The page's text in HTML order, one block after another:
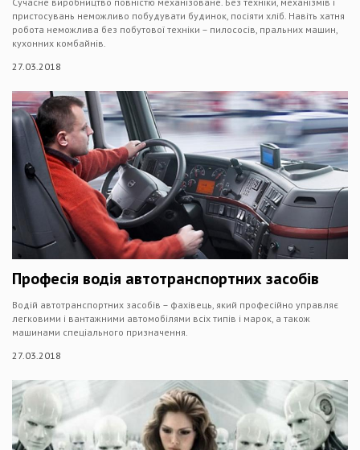
пристосувань неможливо побудувати будинок, посіяти хліб. Навіть хатня
робота неможлива без побутової техніки – пилососів, пральних машин,
кухонних комбайнів.
27.03.2018
Професія водія автотранспортних засобів
Водій автотранспортних засобів – фахівець, який професійно управляє
легковими і вантажними автомобілями всіх типів і марок, а також
машинами спеціального призначення.
27.03.2018